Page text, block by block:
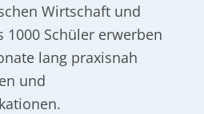
Wirtschaft und
1000 Schüler erwerben
lang praxisnah
und